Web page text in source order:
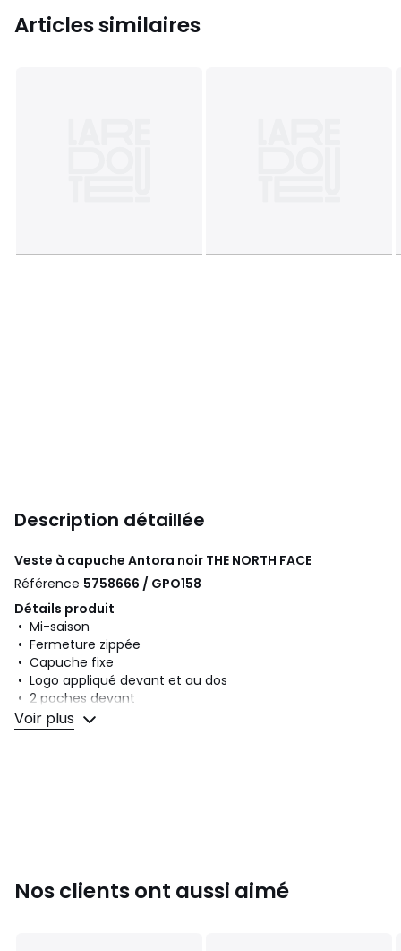
Articles similaires
Description détaillée
Veste à capuche Antora noir THE NORTH FACE
Référence 5758666 / GPO158
Détails produit
• Mi-saison
• Fermeture zippée
• Capuche fixe
• Logo appliqué devant et au dos
• 2 poches devant
• Poignets élastiqués
• Longueur : Court
Tailles XS, S, M, L, XL
Voir plus
Nos clients ont aussi aimé